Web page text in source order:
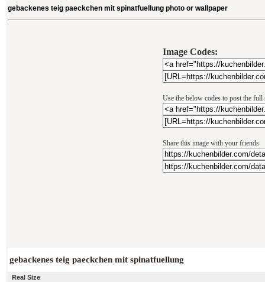
gebackenes teig paeckchen mit spinatfuellung photo or wallpaper
Image Codes:
Use the below codes to post the
Share this image with your friends
gebackenes teig paeckchen mit spinatfuellung
Real Size